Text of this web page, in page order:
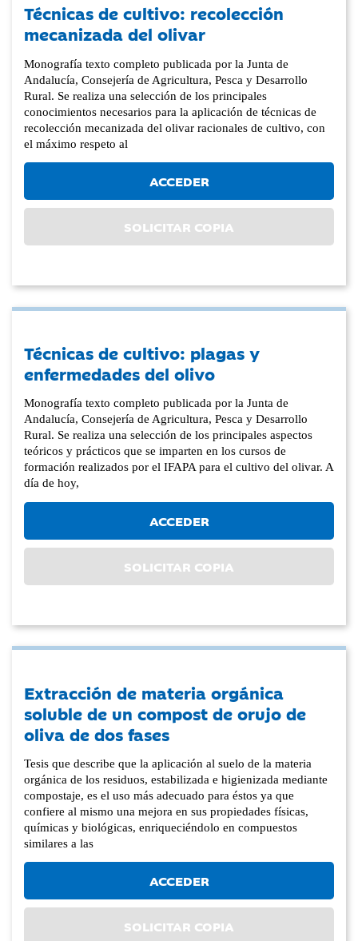
Técnicas de cultivo: recolección
mecanizada del olivar
Monografía texto completo publicada por la Junta de
Andalucía, Consejería de Agricultura, Pesca y Desarrollo
Rural. Se realiza una selección de los principales
conocimientos necesarios para la aplicación de técnicas de
recolección mecanizada del olivar racionales de cultivo, con
el máximo respeto al
ACCEDER
SOLICITAR COPIA
Técnicas de cultivo: plagas y
enfermedades del olivo
Monografía texto completo publicada por la Junta de
Andalucía, Consejería de Agricultura, Pesca y Desarrollo
Rural. Se realiza una selección de los principales aspectos
teóricos y prácticos que se imparten en los cursos de
formación realizados por el IFAPA para el cultivo del olivar. A
día de hoy,
ACCEDER
SOLICITAR COPIA
Extracción de materia orgánica
soluble de un compost de orujo de
oliva de dos fases
Tesis que describe que la aplicación al suelo de la materia
orgánica de los residuos, estabilizada e higienizada mediante
compostaje, es el uso más adecuado para éstos ya que
confiere al mismo una mejora en sus propiedades físicas,
químicas y biológicas, enriqueciéndolo en compuestos
similares a las
ACCEDER
SOLICITAR COPIA